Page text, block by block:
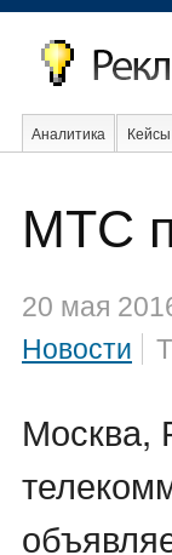
Аналитика Кейсы
МТС
20 мая
Новости